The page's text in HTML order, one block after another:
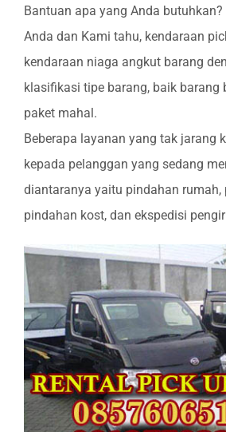
Bantuan apa yang Anda butuhkan?
Anda dan Kami tahu, kendaraan
kendaraan niaga angkut barang
klasifikasi tipe barang, baik barang
paket mahal.
Beberapa layanan yang tak jarang
kepada pelanggan yang sedang
diantaranya yaitu pindahan rumah,
pindahan kost, dan ekspedisi